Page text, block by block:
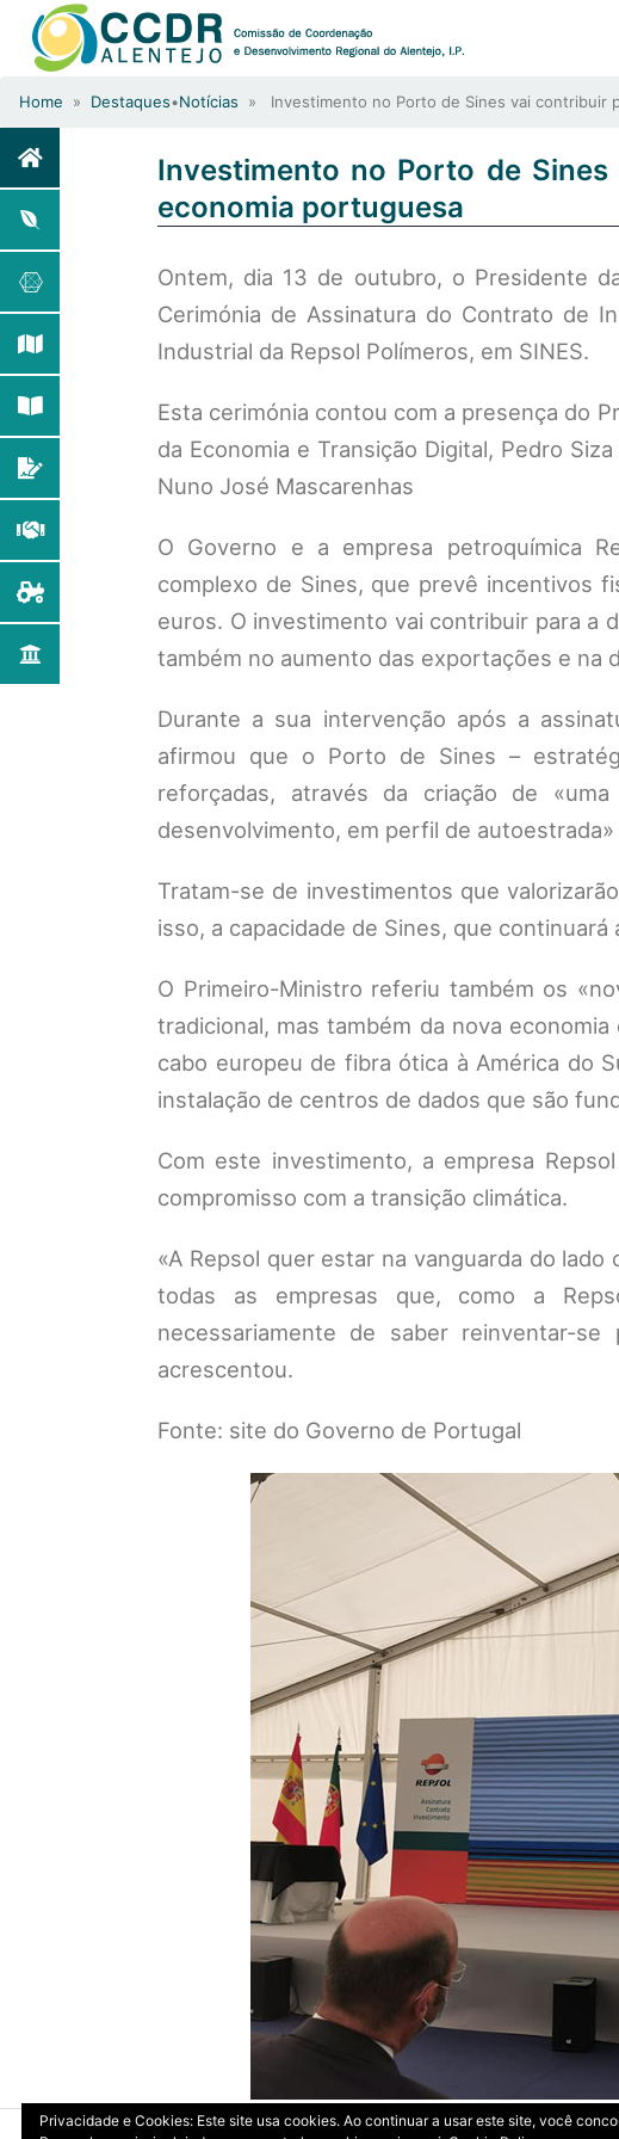
Home » Destaques•Notícias » Investimento no Porto de Sines vai contribuir
Investimento no Porto de
economia portuguesa
Ontem, dia 13 de outubro, o Presidente
Cerimónia de Assinatura do Contrato de
Industrial da Repsol Polímeros, em SINES.
Esta cerimónia contou com a presença do
da Economia e Transição Digital, Pedro
Nuno José Mascarenhas
O Governo e a empresa petroquímica
complexo de Sines, que prevê incentivos
euros. O investimento vai contribuir para a
também no aumento das exportações e na
Durante a sua intervenção após a
afirmou que o Porto de Sines –
reforçadas, através da criação de
desenvolvimento, em perfil de
Tratam-se de investimentos que
isso, a capacidade de Sines, que
O Primeiro-Ministro referiu também os
tradicional, mas também da nova
cabo europeu de fibra ótica à América do
instalação de centros de dados que são
Com este investimento, a empresa
compromisso com a transição climática.
«A Repsol quer estar na vanguarda do
todas as empresas que, como a
necessariamente de saber reinventar-
acrescentou.
Fonte: site do Governo de Portugal
Privacidade e Cookies: Este site usa cookies. Ao continuar a usar este site, você